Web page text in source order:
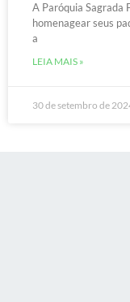
A Paróquia Sagrada
homenagear seus
a
LEIA MAIS »
30 de setembro de